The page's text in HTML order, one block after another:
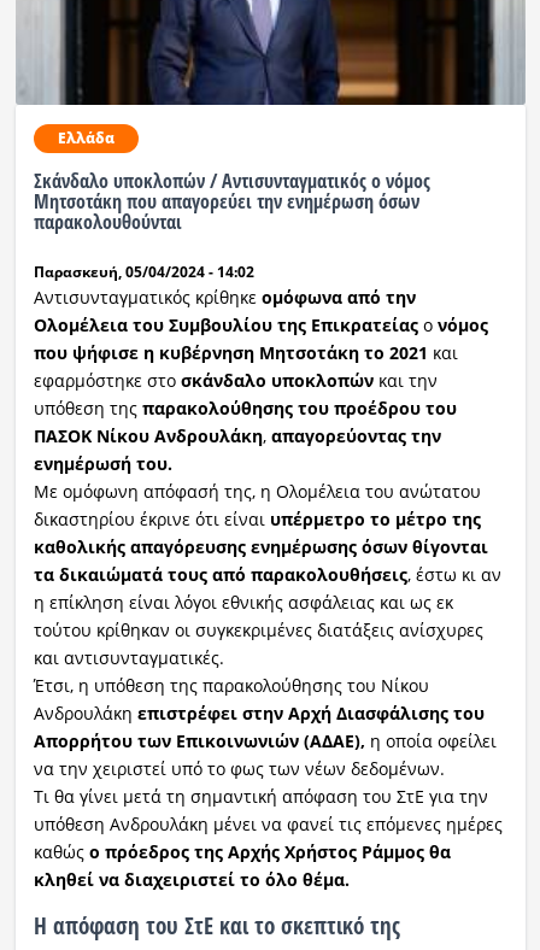
Ελλάδα
Σκάνδαλο υποκλοπών / Αντισυνταγματικός ο νόμος
Μητσοτάκη που απαγορεύει την ενημέρωση όσων
παρακολουθούνται
Παρασκευή, 05/04/2024 - 14:02
Aντισυνταγματικός κρίθηκε ομόφωνα από την
Ολομέλεια του Συμβουλίου της Επικρατείαςο νόμος
που ψήφισε η κυβέρνηση Μητσοτάκη το 2021 και
εφαρμόστηκε στοσκάνδαλο υποκλοπώνκαι την
υπόθεση της παρακολούθησης του προέδρου του
ΠΑΣΟΚ Νίκου Ανδρουλάκη, απαγορεύοντας την
ενημέρωσή του.
Με ομόφωνη απόφασή της, η Ολομέλεια του ανώτατου
δικαστηρίου έκρινε ότι είναι υπέρμετρο το μέτρο της
καθολικής απαγόρευσης ενημέρωσης όσων θίγονται
τα δικαιώματά τους από παρακολουθήσεις, έστω κι αν
η επίκληση είναι λόγοι εθνικής ασφάλειας και ως εκ
τούτου κρίθηκαν οι συγκεκριμένες διατάξεις ανίσχυρες
και αντισυνταγματικές.
Έτσι, η υπόθεση της παρακολούθησης του Νίκου
Ανδρουλάκη επιστρέφει στην Αρχή Διασφάλισης του
Απορρήτου των Επικοινωνιών (ΑΔΑΕ), η οποία οφείλει
να την χειριστεί υπό το φως των νέων δεδομένων.
Τι θα γίνει μετά τη σημαντική απόφαση του ΣτΕ για την
υπόθεση Ανδρουλάκη μένει να φανεί τις επόμενες ημέρες
καθώς ο πρόεδρος της Αρχής Χρήστος Ράμμος θα
κληθεί να διαχειριστεί το όλο θέμα.
Η απόφαση του ΣτΕ και το σκεπτικό της